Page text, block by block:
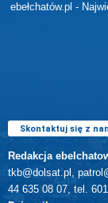
ebełchatów.pl -
Skontaktuj się z
Redakcja
tkb@dolsat.pl,
44 635 08 07, tel.